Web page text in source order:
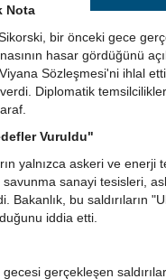
Nota
bir önceki gece
hasar gördüğünü
Viyana Sözleşmesi'ni ihlal
Diplomatik
Vuruldu"
yalnızca askeri ve enerji
savunma sanayi tesisleri,
bu saldırıların
iddia etti.
gerçekleşen